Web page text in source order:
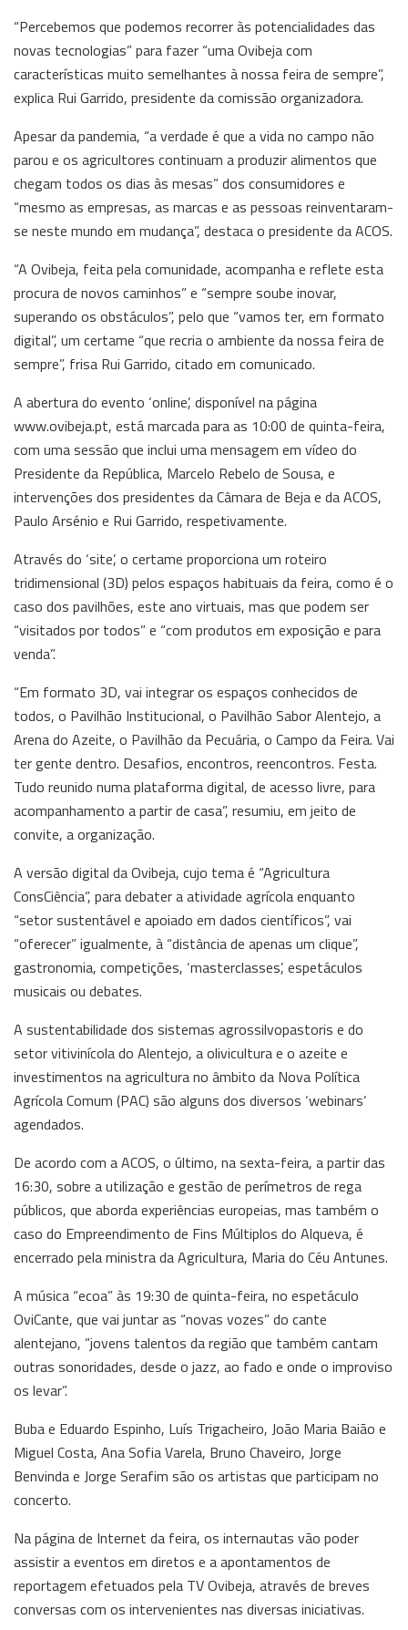
“Percebemos que podemos recorrer às potencialidades das
novas tecnologias” para fazer “uma Ovibeja com
características muito semelhantes à nossa feira de sempre”,
explica Rui Garrido, presidente da comissão organizadora.
Apesar da pandemia, “a verdade é que a vida no campo não
parou e os agricultores continuam a produzir alimentos que
chegam todos os dias às mesas” dos consumidores e
“mesmo as empresas, as marcas e as pessoas reinventaram-
se neste mundo em mudança”, destaca o presidente da ACOS.
“A Ovibeja, feita pela comunidade, acompanha e reflete esta
procura de novos caminhos” e “sempre soube inovar,
superando os obstáculos”, pelo que “vamos ter, em formato
digital”, um certame “que recria o ambiente da nossa feira de
sempre”, frisa Rui Garrido, citado em comunicado.
A abertura do evento ‘online’, disponível na página
www.ovibeja.pt, está marcada para as 10:00 de quinta-feira,
com uma sessão que inclui uma mensagem em vídeo do
Presidente da República, Marcelo Rebelo de Sousa, e
intervenções dos presidentes da Câmara de Beja e da ACOS,
Paulo Arsénio e Rui Garrido, respetivamente.
Através do ‘site’, o certame proporciona um roteiro
tridimensional (3D) pelos espaços habituais da feira, como é o
caso dos pavilhões, este ano virtuais, mas que podem ser
“visitados por todos” e “com produtos em exposição e para
venda”.
“Em formato 3D, vai integrar os espaços conhecidos de
todos, o Pavilhão Institucional, o Pavilhão Sabor Alentejo, a
Arena do Azeite, o Pavilhão da Pecuária, o Campo da Feira. Vai
ter gente dentro. Desafios, encontros, reencontros. Festa.
Tudo reunido numa plataforma digital, de acesso livre, para
acompanhamento a partir de casa”, resumiu, em jeito de
convite, a organização.
A versão digital da Ovibeja, cujo tema é “Agricultura
ConsCiência”, para debater a atividade agrícola enquanto
“setor sustentável e apoiado em dados científicos”, vai
“oferecer” igualmente, à “distância de apenas um clique”,
gastronomia, competições, ‘masterclasses’, espetáculos
musicais ou debates.
A sustentabilidade dos sistemas agrossilvopastoris e do
setor vitivinícola do Alentejo, a olivicultura e o azeite e
investimentos na agricultura no âmbito da Nova Política
Agrícola Comum (PAC) são alguns dos diversos ‘webinars’
agendados.
De acordo com a ACOS, o último, na sexta-feira, a partir das
16:30, sobre a utilização e gestão de perímetros de rega
públicos, que aborda experiências europeias, mas também o
caso do Empreendimento de Fins Múltiplos do Alqueva, é
encerrado pela ministra da Agricultura, Maria do Céu Antunes.
A música “ecoa” às 19:30 de quinta-feira, no espetáculo
OviCante, que vai juntar as “novas vozes” do cante
alentejano, ”jovens talentos da região que também cantam
outras sonoridades, desde o jazz, ao fado e onde o improviso
os levar”.
Buba e Eduardo Espinho, Luís Trigacheiro, João Maria Baião e
Miguel Costa, Ana Sofia Varela, Bruno Chaveiro, Jorge
Benvinda e Jorge Serafim são os artistas que participam no
concerto.
Na página de Internet da feira, os internautas vão poder
assistir a eventos em diretos e a apontamentos de
reportagem efetuados pela TV Ovibeja, através de breves
conversas com os intervenientes nas diversas iniciativas.